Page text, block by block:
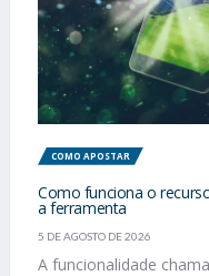
COMO APOSTAR
Como funciona o
a ferramenta
5 DE AGOSTO DE 2026
A funcionalidade